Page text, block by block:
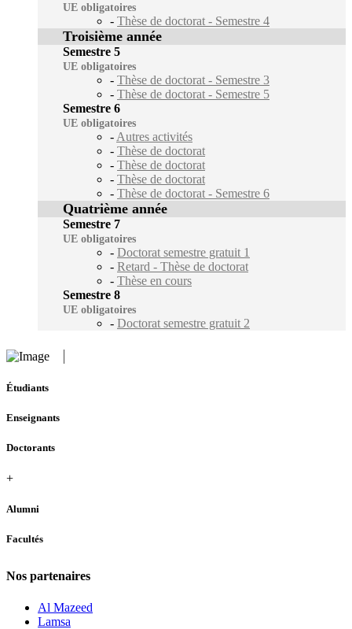
UE obligatoires
- Thèse de doctorat - Semestre 4
Troisième année
Semestre 5
UE obligatoires
- Thèse de doctorat - Semestre 3
- Thèse de doctorat - Semestre 5
Semestre 6
UE obligatoires
- Autres activités
- Thèse de doctorat
- Thèse de doctorat
- Thèse de doctorat
- Thèse de doctorat - Semestre 6
Quatrième année
Semestre 7
UE obligatoires
- Doctorat semestre gratuit 1
- Retard - Thèse de doctorat
- Thèse en cours
Semestre 8
UE obligatoires
- Doctorat semestre gratuit 2
Étudiants
Enseignants
Doctorants
+
Alumni
Facultés
Nos partenaires
Al Mazeed
Lamsa